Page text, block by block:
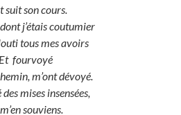
suit son cours.
j’étais coutumier
tous mes avoirs
Et fourvoyé
m’ont dévoyé.
des mises insensées,
souviens.